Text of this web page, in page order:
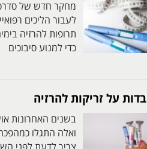
מחקר חדש של
לעבור הליכים
תרופות להרזיה
כדי למנוע סיבוכים
בשנים האחרונות
ואלה התגלו